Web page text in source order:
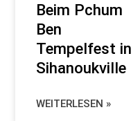
Beim Pchum
Ben
Tempelfest in
Sihanoukville
WEITERLESEN »